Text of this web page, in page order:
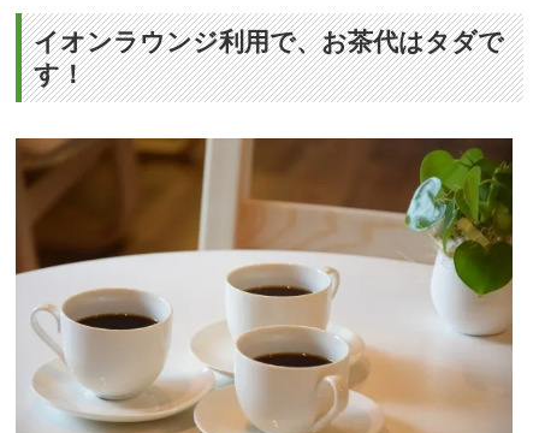
イオンラウンジ利用で、お茶代はタダで
す！